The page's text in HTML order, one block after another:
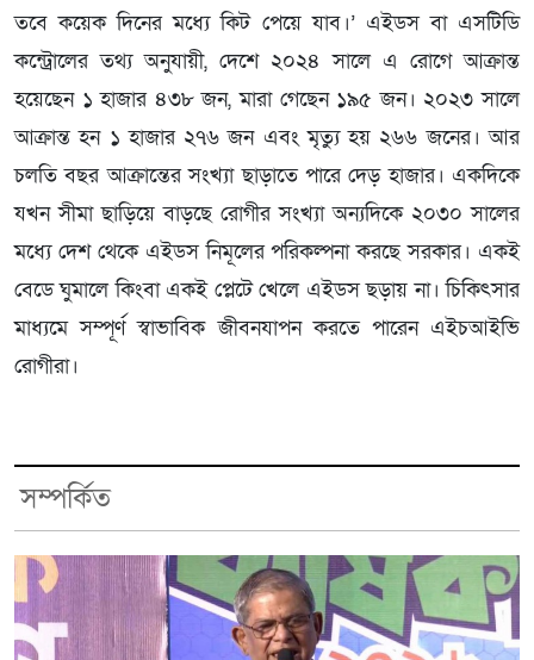
তবে কয়েক দিনের মধ্যে কিট পেয়ে যাব।’ এইডস বা এসটিডি
কন্ট্রোলের তথ্য অনুযায়ী, দেশে ২০২৪ সালে এ রোগে আক্রান্ত
হয়েছেন ১ হাজার ৪৩৮ জন, মারা গেছেন ১৯৫ জন। ২০২৩ সালে
আক্রান্ত হন ১ হাজার ২৭৬ জন এবং মৃত্যু হয় ২৬৬ জনের। আর
চলতি বছর আক্রান্তের সংখ্যা ছাড়াতে পারে দেড় হাজার। একদিকে
যখন সীমা ছাড়িয়ে বাড়ছে রোগীর সংখ্যা অন্যদিকে ২০৩০ সালের
মধ্যে দেশ থেকে এইডস নিমূলের পরিকল্পনা করছে সরকার। একই
বেডে ঘুমালে কিংবা একই প্লেটে খেলে এইডস ছড়ায় না। চিকিৎসার
মাধ্যমে সম্পূর্ণ স্বাভাবিক জীবনযাপন করতে পারেন এইচআইভি
রোগীরা।
সম্পর্কিত